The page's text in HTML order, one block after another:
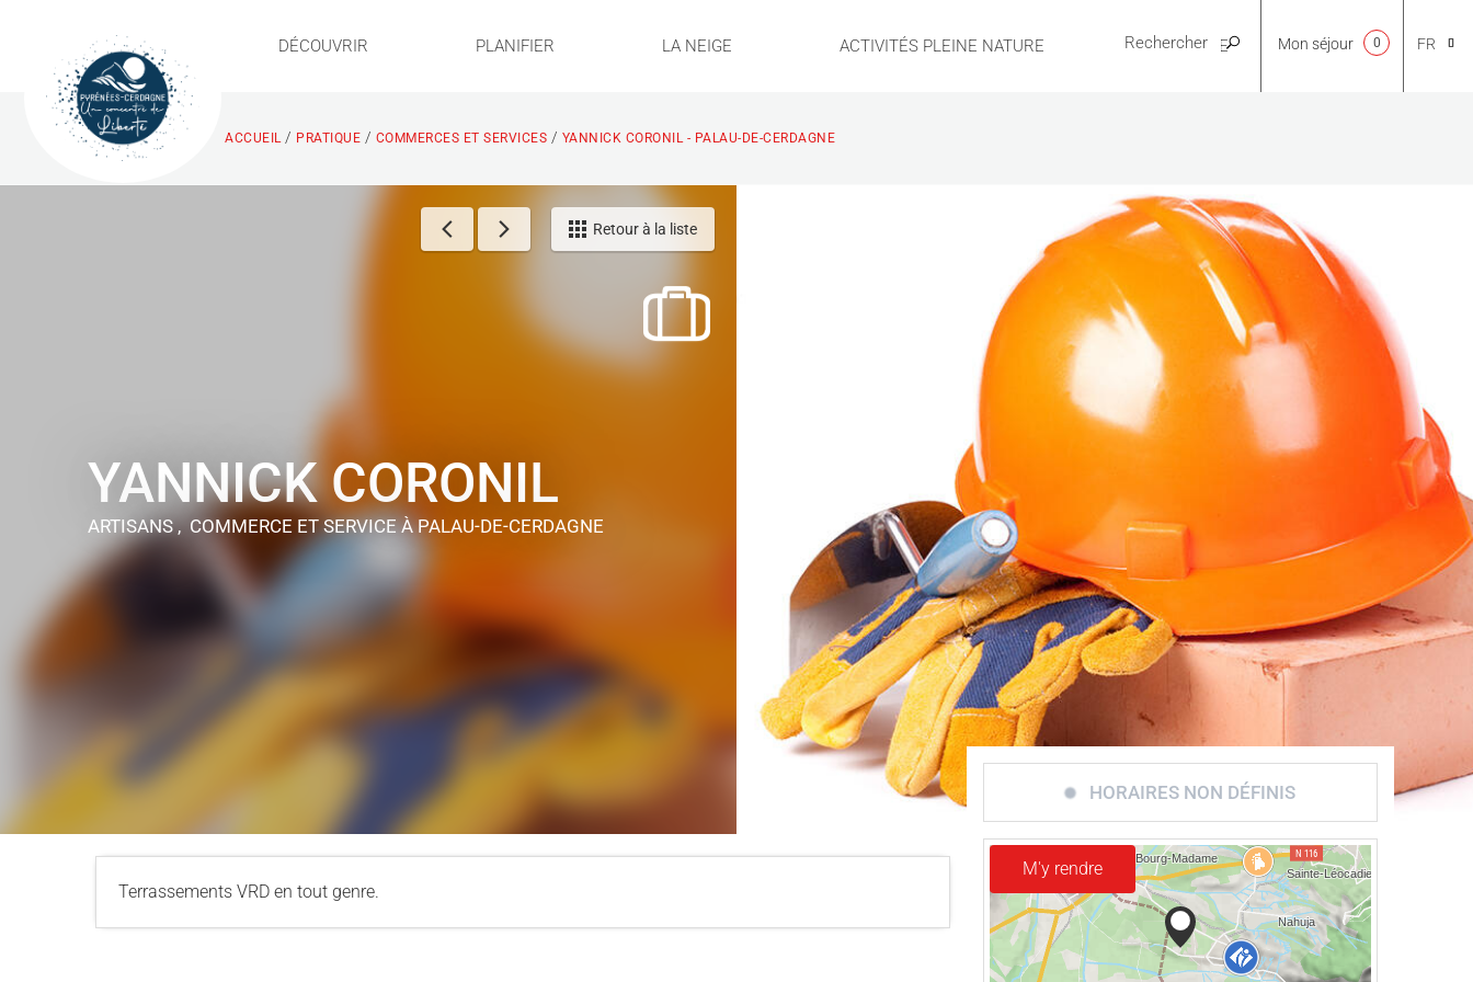
DÉCOUVRIR PLANIFIER LA NEIGE ACTIVITÉS PLEINE NATURE PRATIQUE FR
ES
Mon séjour 0
ACCUEIL / PRATIQUE / COMMERCES ET SERVICES / YANNICK CORONIL - PALAU-DE-CERDAGNE
Retour à la liste
YANNICK CORONIL
ARTISANS , COMMERCE ET SERVICEÀ PALAU-DE-CERDAGNE
Terrassements VRD en tout genre.
HORAIRES NON DÉFINIS
M'y rendre